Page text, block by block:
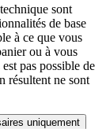
sont
de base
à ce que vous
ou à vous
pas possible de
résultent ne sont
uniquement